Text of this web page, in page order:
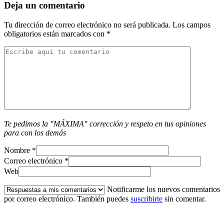
Deja un comentario
Tu dirección de correo electrónico no será publicada. Los campos
obligatorios están marcados con *
Te pedimos la "MÁXIMA" corrección y respeto en tus opiniones
para con los demás
Nombre *
Correo electrónico *
Web
Notificarme los nuevos comentarios
por correo electrónico. También puedes suscribirte sin comentar.
En el Rocío, ¿dónde me alojo?